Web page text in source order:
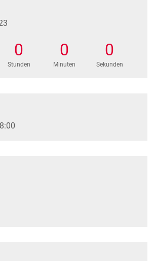
0
Stunden
0
Minuten
0
Sekunden